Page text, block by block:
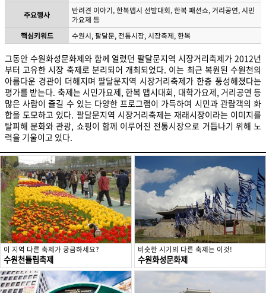
주요행사
반려견 이야기, 한복맵시 선발대회, 한복 패션쇼, 거리공연, 시민
가요제 등
핵심키워드
수원시, 팔달문, 전통시장, 시장축제, 한복
그동안 수원화성문화제와 함께 열렸던 팔달문지역 시장거리축제가 2012년
부터 고유한 시장 축제로 분리되어 개최되었다. 이는 최근 복원된 수원천의
아름다운 경관이 더해지며 팔달문지역 시장거리축제가 한층 풍성해졌다는
평가를 받는다. 축제는 시민가요제, 한복 맵시대회, 대학가요제, 거리공연 등
많은 사람이 즐길 수 있는 다양한 프로그램이 가득하여 시민과 관람객의 화
합을 도모하고 있다. 팔달문지역 시장거리축제는 재래시장이라는 이미지를
탈피해 문화와 관광, 쇼핑이 함께 이루어진 전통시장으로 거듭나기 위해 노
력을 기울이고 있다.
이 지역 다른 축제가 궁금하세요?
수원천튤립축제
비슷한 시기의 다른 축제는 이것!
수원화성문화제